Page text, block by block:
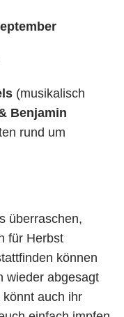
(musikalisch
Benjamin
rund um
überraschen,
für Herbst
können
wieder abgesagt
auch ihr